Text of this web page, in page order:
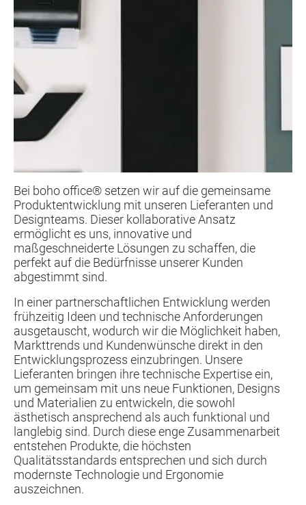
Bei boho office® setzen wir auf die gemeinsame
Produktentwicklung mit unseren Lieferanten und
Designteams. Dieser kollaborative Ansatz
ermöglicht es uns, innovative und
maßgeschneiderte Lösungen zu schaffen, die
perfekt auf die Bedürfnisse unserer Kunden
abgestimmt sind.
In einer partnerschaftlichen Entwicklung werden
frühzeitig Ideen und technische Anforderungen
ausgetauscht, wodurch wir die Möglichkeit haben,
Markttrends und Kundenwünsche direkt in den
Entwicklungsprozess einzubringen. Unsere
Lieferanten bringen ihre technische Expertise ein,
um gemeinsam mit uns neue Funktionen, Designs
und Materialien zu entwickeln, die sowohl
ästhetisch ansprechend als auch funktional und
langlebig sind. Durch diese enge Zusammenarbeit
entstehen Produkte, die höchsten
Qualitätsstandards entsprechen und sich durch
modernste Technologie und Ergonomie
auszeichnen.